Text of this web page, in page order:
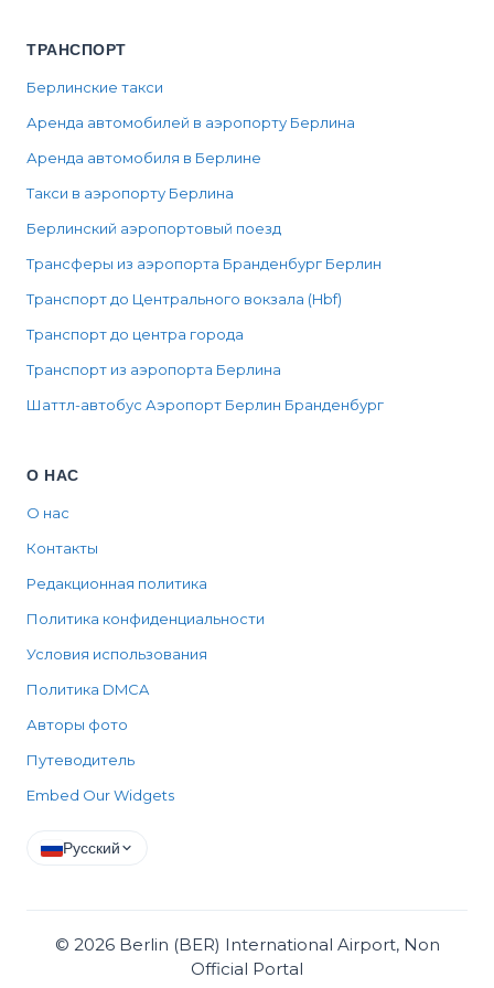
ТРАНСПОРТ
Берлинские такси
Аренда автомобилей в аэропорту Берлина
Аренда автомобиля в Берлине
Такси в аэропорту Берлина
Берлинский аэропортовый поезд
Трансферы из аэропорта Бранденбург Берлин
Транспорт до Центрального вокзала (Hbf)
Транспорт до центра города
Транспорт из аэропорта Берлина
Шаттл-автобус Аэропорт Берлин Бранденбург
О НАС
О нас
Контакты
Редакционная политика
Политика конфиденциальности
Условия использования
Политика DMCA
Авторы фото
Путеводитель
Embed Our Widgets
Русский
© 2026Berlin (BER) International Airport, Non
Official Portal